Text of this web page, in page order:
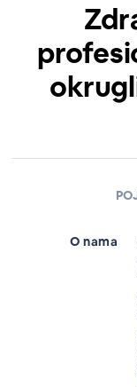
O nama